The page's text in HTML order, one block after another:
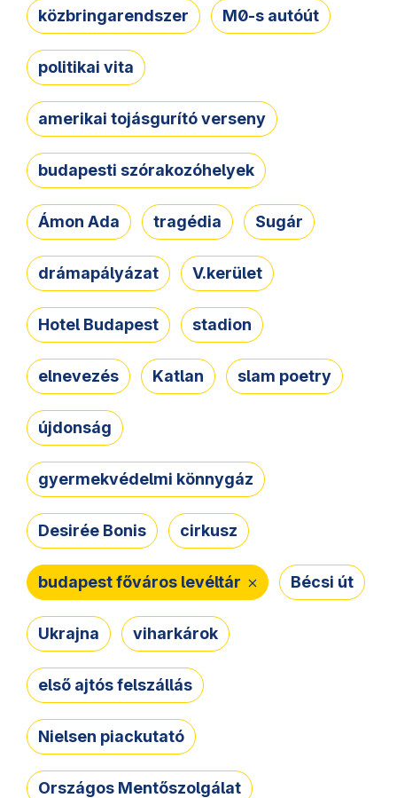
közbringarendszer M0-s autóút
politikai vita
amerikai tojásgurító verseny
budapesti szórakozóhelyek
Ámon Ada tragédia Sugár
drámapályázat V.kerület
Hotel Budapest stadion
elnevezés Katlan slam poetry
újdonság
gyermekvédelmi könnygáz
Desirée Bonis cirkusz
budapest főváros levéltár Bécsi út
Ukrajna viharkárok
első ajtós felszállás
Nielsen piackutató
Országos Mentőszolgálat